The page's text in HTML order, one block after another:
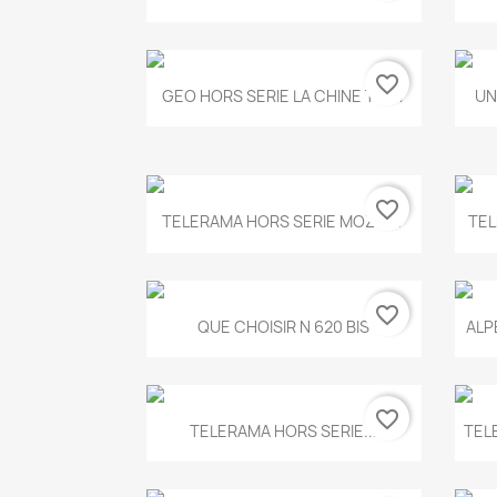
Aperçu rapide
GEO HORS SERIE LA CHINE T.497
favorite_border
Aperçu rapide
TELERAMA HORS SERIE MOZART
favorite_border
Aperçu rapide
QUE CHOISIR N 620 BIS favorite_border
Aperçu rapide
TELERAMA HORS SERIE...favorite_border